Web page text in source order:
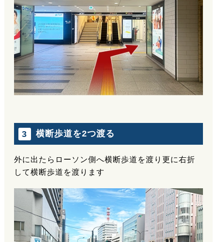
3 横断歩道を2つ渡る
外に出たらローソン側へ横断歩道を渡り更に右折
して横断歩道を渡ります